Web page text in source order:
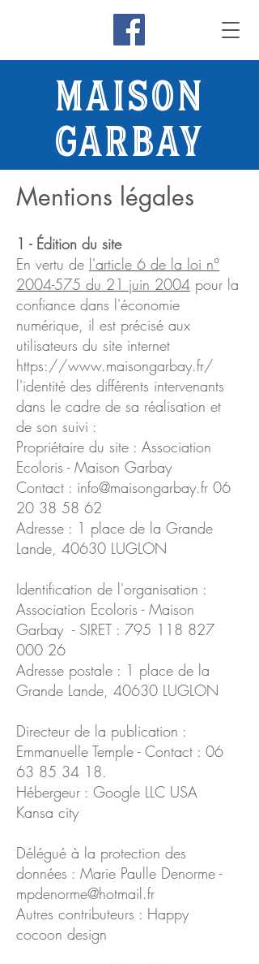
MAISON
GARBAY
Mentions légales
1 - Édition du site
En vertu de l'article 6 de la loi n°
2004-575 du 21 juin 2004 pour la
confiance dans l'économie
numérique, il est précisé aux
utilisateurs du site internet
https://www.maisongarbay.fr/
l'identité des différents intervenants
dans le cadre de sa réalisation et
de son suivi :
Propriétaire du site : Association
Ecoloris - Maison Garbay
Contact : info@maisongarbay.fr 06
20 38 58 62
Adresse : 1 place de la Grande
Lande, 40630 LUGLON
Identification de l'organisation :
Association Ecoloris - Maison
Garbay - SIRET : 795 118 827
000 26
Adresse postale : 1 place de la
Grande Lande, 40630 LUGLON
Directeur de la publication :
Emmanuelle Temple - Contact : 06
63 85 34 18.
Hébergeur : Google LLC USA
Kansa city
Délégué à la protection des
données : Marie Paulle Denorme -
mpdenorme@hotmail.fr
Autres contributeurs : Happy
cocoon design